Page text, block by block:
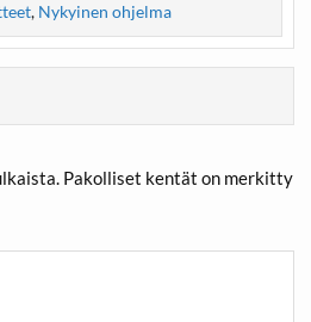
, Nykyinen ohjelma
Pakolliset kentät on merkitty